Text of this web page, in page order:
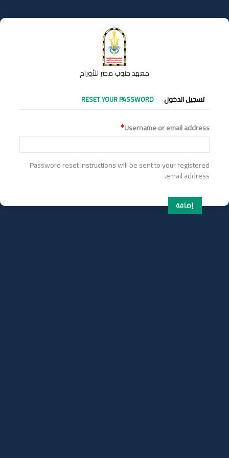
إلى
المحتوى
معهد جنوب مصر للأورام
التبويبات
الأساسية
تسجيل الدخول RESET YOUR PASSWORD
Username or email address
Password reset instructions will be sent to your registered
email address.